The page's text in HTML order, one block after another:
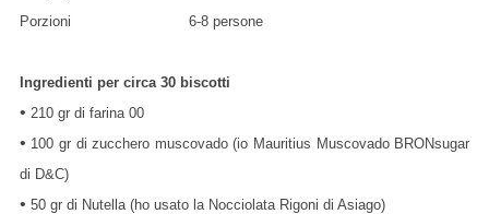
Porzioni 6-8 persone
Ingredienti per circa 30 biscotti
• 210 gr di farina 00
• 100 gr di zucchero muscovado (io Mauritius Muscovado BRONsugar
di D&C)
• 50 gr di Nutella (ho usato la Nocciolata Rigoni di Asiago)